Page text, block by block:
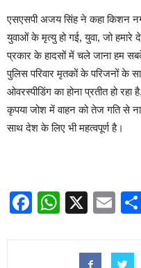
एसएसपी अजय सिंह ने कहा किशन
युवाओं के मृत्यु हो गई, युवा, जो
प्रकार के हादसों में चले जाना हम
पुलिस परिवार मृतकों के परिजनों के
ओवरस्पीडिंग का होना प्रतीत हो
कृपया जोश में वाहन को तेज गति से
साथ देश के लिए भी महत्वपूर्ण है।
Facebook
X